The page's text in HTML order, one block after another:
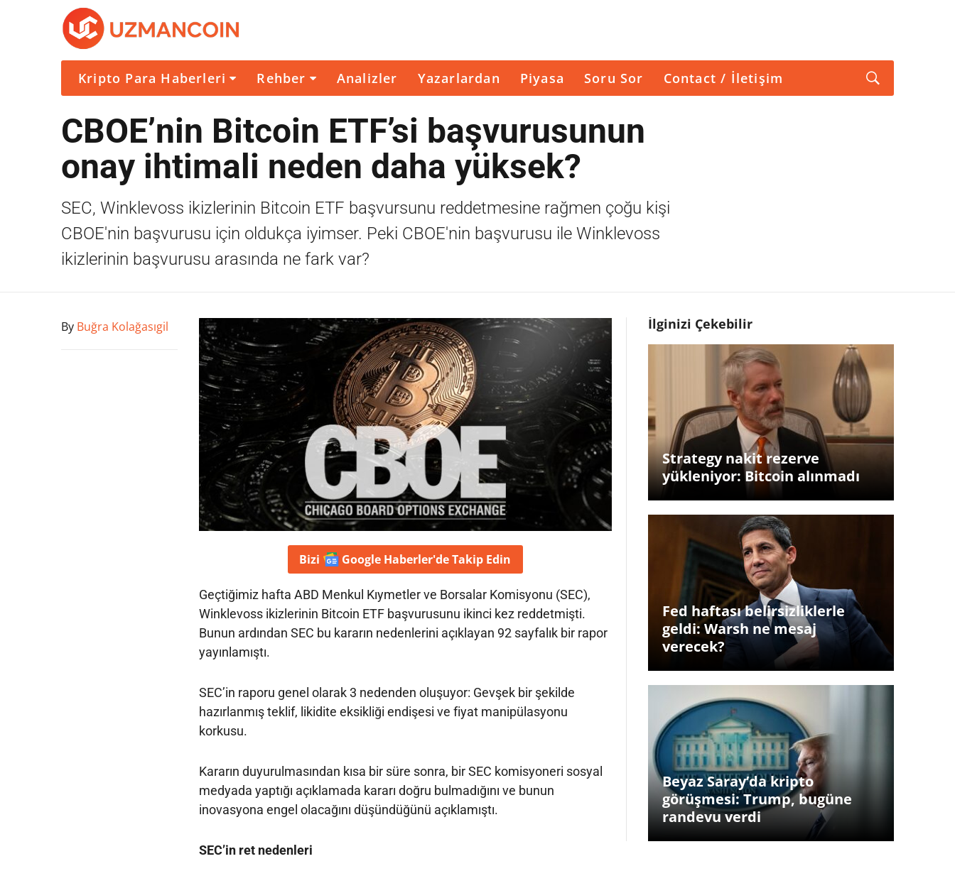
Kripto Para Haberleri Rehber Analizler Yazarlardan Piyasa Soru Sor Contact / İletişim
CBOE’nin Bitcoin ETF’si başvurusunun
onay ihtimali neden daha yüksek?
SEC, Winklevoss ikizlerinin Bitcoin ETF başvursunu reddetmesine rağmen çoğu kişi
CBOE'nin başvurusu için oldukça iyimser. Peki CBOE'nin başvurusu ile Winklevoss
ikizlerinin başvurusu arasında ne fark var?
By Buğra Kolağasıgil
Bizi Google Haberler'deTakip Edin
Geçtiğimiz hafta ABD Menkul Kıymetler ve Borsalar Komisyonu (SEC),
Winklevoss ikizlerinin Bitcoin ETF başvurusunu ikinci kez reddetmişti.
Bunun ardından SEC bu kararın nedenlerini açıklayan 92 sayfalık bir rapor
yayınlamıştı.
SEC’in raporu genel olarak 3 nedenden oluşuyor: Gevşek bir şekilde
hazırlanmış teklif, likidite eksikliği endişesi ve fiyat manipülasyonu
korkusu.
Kararın duyurulmasından kısa bir süre sonra, bir SEC komisyoneri sosyal
medyada yaptığı açıklamada kararı doğru bulmadığını ve bunun
inovasyona engel olacağını düşündüğünü açıklamıştı.
SEC’in ret nedenleri
İlginizi Çekebilir
Strategy nakit rezerve
yükleniyor: Bitcoin alınmadı
Fed haftası belirsizliklerle
geldi: Warsh ne mesaj
verecek?
Beyaz Saray’da kripto
görüşmesi: Trump, bugüne
randevu verdi